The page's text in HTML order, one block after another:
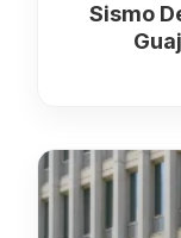
Sismo